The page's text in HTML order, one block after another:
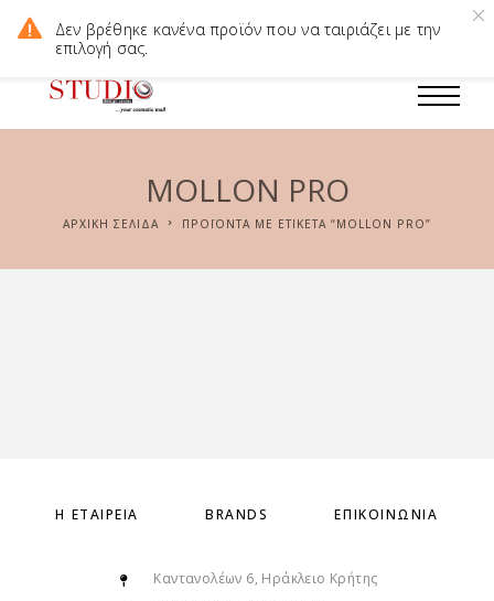
Δωρεάν Μεταφορικά για παραγγελίες άνω των 60€. Οι τιμές του
ηλεκτρονικού καταστήματος διαφέρουν απο το φυσικό.
MOLLON PRO
ΑΡΧΙΚΉ ΣΕΛΊΔΑ ΠΡΟΪΌΝΤΑ ΜΕ ΕΤΙΚΈΤΑ “MOLLON PRO”
Δεν βρέθηκε κανένα προϊόν που να ταιριάζει με την
επιλογή σας.
Η ΕΤΑΙΡΕΊΑ BRANDS ΕΠΙΚΟΙΝΩΝΊΑ
Καντανολέων 6, Ηράκλειο Κρήτης